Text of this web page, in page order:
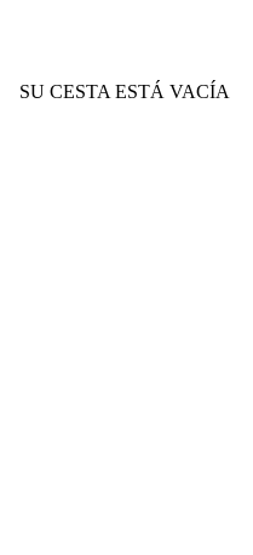
SU CESTA ESTÁ VACÍA